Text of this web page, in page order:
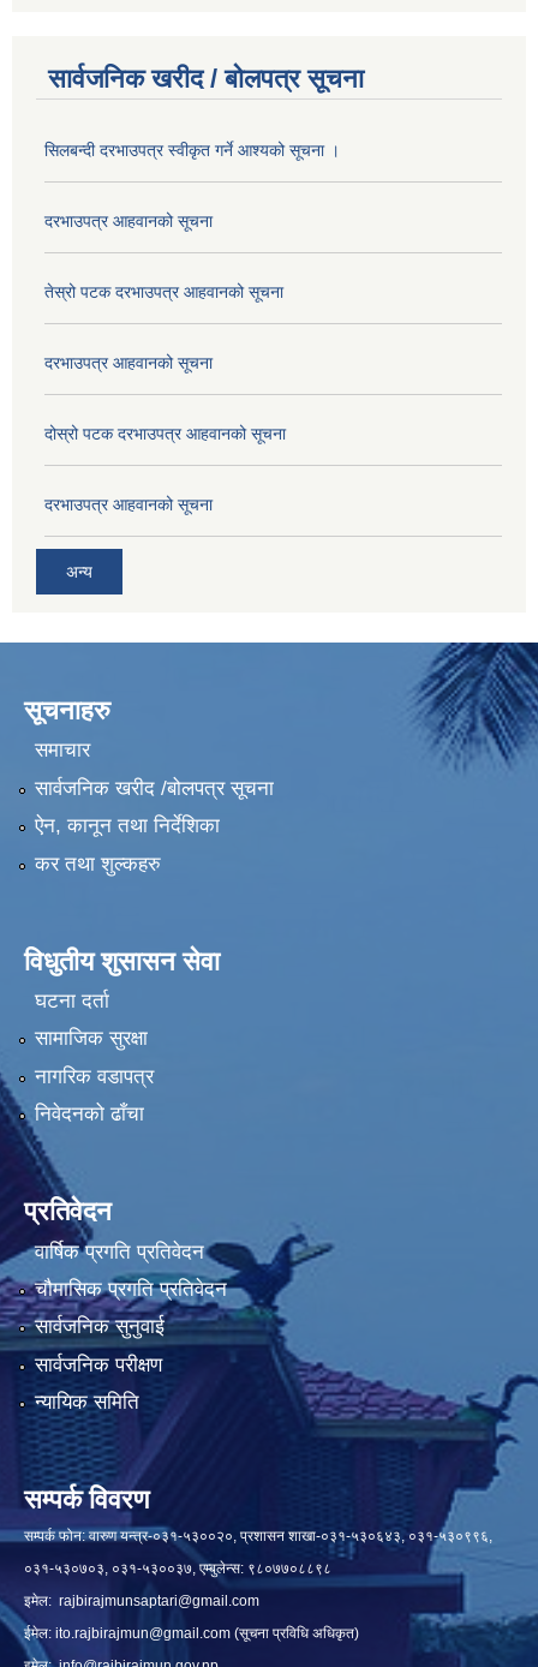
सार्वजनिक खरीद / बोलपत्र सूचना
सिलबन्दी दरभाउपत्र स्वीकृत गर्ने आश्यको सूचना ।
दरभाउपत्र आहवानको सूचना
तेस्रो पटक दरभाउपत्र आहवानको सूचना
दरभाउपत्र आहवानको सूचना
दोस्रो पटक दरभाउपत्र आहवानको सूचना
दरभाउपत्र आहवानको सूचना
अन्य
सूचनाहरु
समाचार
सार्वजनिक खरीद /बोलपत्र सूचना
ऐन, कानून तथा निर्देशिका
कर तथा शुल्कहरु
विधुतीय शुसासन सेवा
घटना दर्ता
सामाजिक सुरक्षा
नागरिक वडापत्र
निवेदनको ढाँचा
प्रतिवेदन
वार्षिक प्रगति प्रतिवेदन
चौमासिक प्रगति प्रतिवेदन
सार्वजनिक सुनुवाई
सार्वजनिक परीक्षण
न्यायिक समिति
सम्पर्क विवरण
सम्पर्क फोन: वारुण यन्त्र-०३१-५३००२०, प्रशासन शाखा-०३१-५३०६४३, ०३१-५३०९९६,
०३१-५३०७०३, ०३१-५३००३७, एम्बुलेन्स: ९८०७७०८८९८
इमेल: rajbirajmunsaptari@gmail.com
ईमेल: ito.rajbirajmun@gmail.com (सूचना प्रविधि अधिकृत)